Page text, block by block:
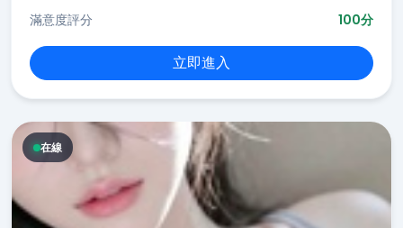
滿意度評分
100分
立即進入
在線